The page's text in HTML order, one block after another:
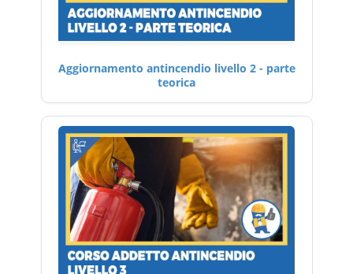
Aggiornamento antincendio livello 2 - parte
teorica